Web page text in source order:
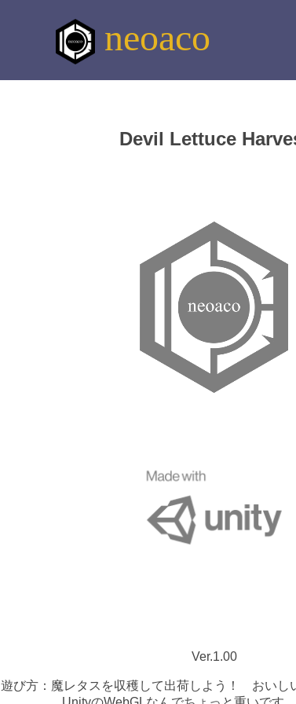
neoaco
Devil Lettuce
Ver.1.00
遊び方：魔レタスを収穫して出荷しよう！ おいし